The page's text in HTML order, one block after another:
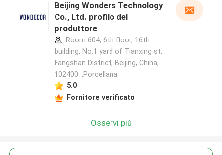
Beijing Wonders Technology
Co., Ltd. profilo del
produttore
Room 604, 6th floor, 16th
building, No.1 yard of Tianxing st,
Fangshan District, Beijing, China,
102400. ,Porcellana
5.0
Fornitore verificato
Osservi più